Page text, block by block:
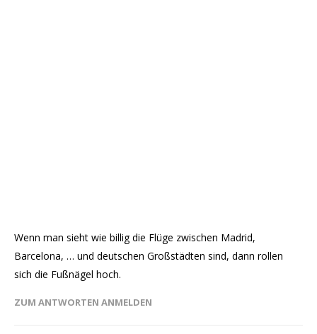
Wenn man sieht wie billig die Flüge zwischen Madrid,
Barcelona, … und deutschen Großstädten sind, dann rollen
sich die Fußnägel hoch.
ZUM ANTWORTEN ANMELDEN